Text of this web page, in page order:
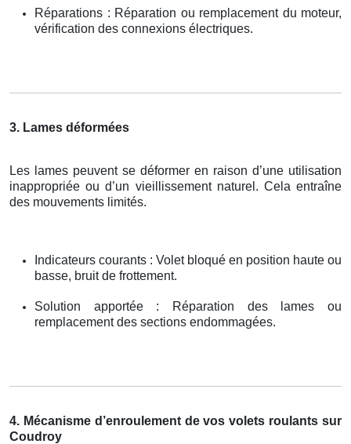
Réparations : Réparation ou remplacement du moteur,
vérification des connexions électriques.
3. Lames déformées
Les lames peuvent se déformer en raison d’une utilisation
inappropriée ou d’un vieillissement naturel. Cela entraîne
des mouvements limités.
Indicateurs courants : Volet bloqué en position haute ou
basse, bruit de frottement.
Solution apportée : Réparation des lames ou
remplacement des sections endommagées.
4. Mécanisme d’enroulement de vos volets roulants sur
Coudroy